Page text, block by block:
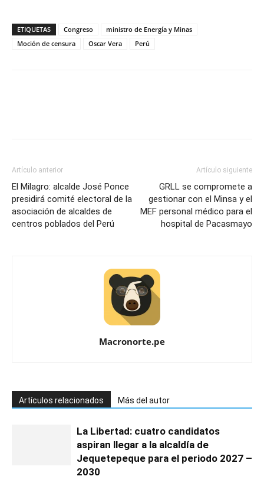
ETIQUETAS Congreso
ministro de Energía y Minas
Moción de censura
Oscar Vera Perú
Artículo anterior
El Milagro: alcalde José Ponce
presidirá comité electoral de la
asociación de alcaldes de
centros poblados del Perú
Artículo siguiente
GRLL se compromete a
gestionar con el Minsa y el
MEF personal médico para el
hospital de Pacasmayo
Macronorte.pe
Artículos relacionados Más del autor
La Libertad: cuatro candidatos
aspiran llegar a la alcaldía de
Jequetepeque para el periodo 2027 –
2030